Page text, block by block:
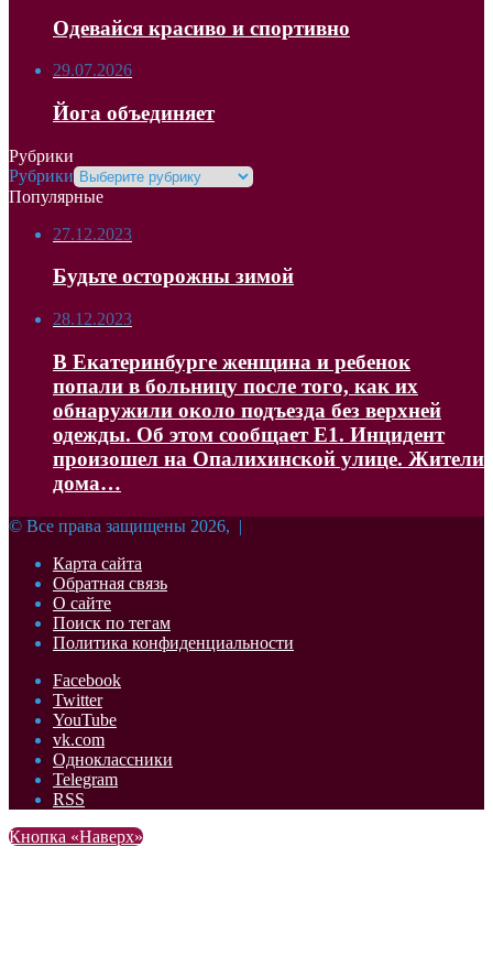
Одевайся красиво и спортивно
29.07.2026
Йога объединяет
Рубрики
Рубрики
Популярные
27.12.2023
Будьте осторожны зимой
28.12.2023
В Екатеринбурге женщина и ребенок
попали в больницу после того, как их
обнаружили около подъезда без верхней
одежды. Об этом сообщает Е1. Инцидент
произошел на Опалихинской улице. Жители
дома…
© Все права защищены 2026, |
Карта сайта
Обратная связь
О сайте
Поиск по тегам
Политика конфиденциальности
Facebook
Twitter
YouTube
vk.com
Одноклассники
Telegram
RSS
Кнопка «Наверх»